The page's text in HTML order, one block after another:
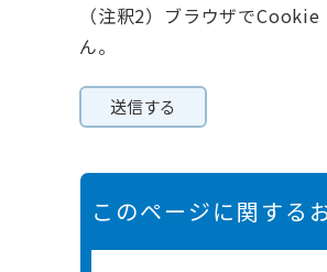
（注釈2）ブラウザで
ん。
このページに関する